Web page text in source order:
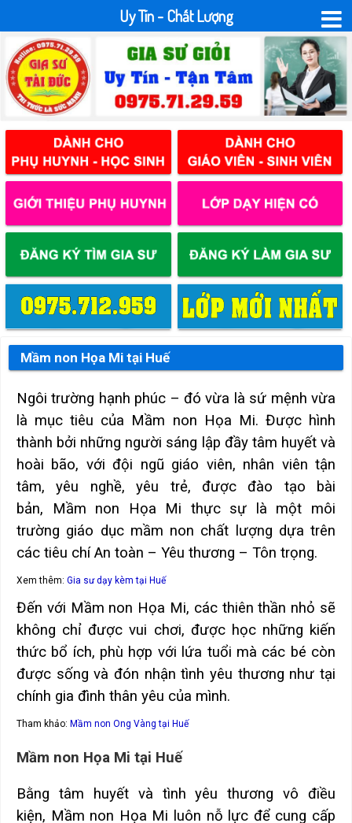
Mầm non Họa Mi tại Huế
Ngôi trường hạnh phúc – đó vừa là sứ mệnh vừa
là mục tiêu của Mầm non Họa Mi. Được hình
thành bởi những người sáng lập đầy tâm huyết và
hoài bão, với đội ngũ giáo viên, nhân viên tận
tâm, yêu nghề, yêu trẻ, được đào tạo bài
bản, Mầm non Họa Mi thực sự là một môi
trường giáo dục mầm non chất lượng dựa trên
các tiêu chí An toàn – Yêu thương – Tôn trọng.
Xem thêm: Gia sư dạy kèm tại Huế
Đến với Mầm non Họa Mi, các thiên thần nhỏ sẽ
không chỉ được vui chơi, được học những kiến
thức bổ ích, phù hợp với lứa tuổi mà các bé còn
được sống và đón nhận tình yêu thương như tại
chính gia đình thân yêu của mình.
Tham khảo: Mầm non Ong Vàng tại Huế
Mầm non Họa Mi tại Huế
Bằng tâm huyết và tình yêu thương vô điều
kiện, Mầm non Họa Mi luôn nỗ lực để cung cấp
Uy Tín - Chất Lượng